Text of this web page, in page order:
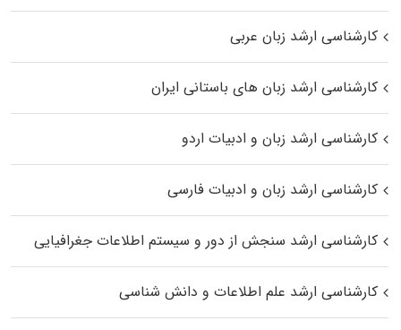
کارشناسی ارشد زبان عربی
کارشناسی ارشد زبان‌ های باستانی ایران
کارشناسی ارشد زبان و ادبیات اردو
کارشناسی ارشد زبان و ادبیات فارسی
کارشناسی ارشد سنجش از دور و سیستم اطلاعات جغرافیایی
کارشناسی ارشد علم اطلاعات و دانش شناسی